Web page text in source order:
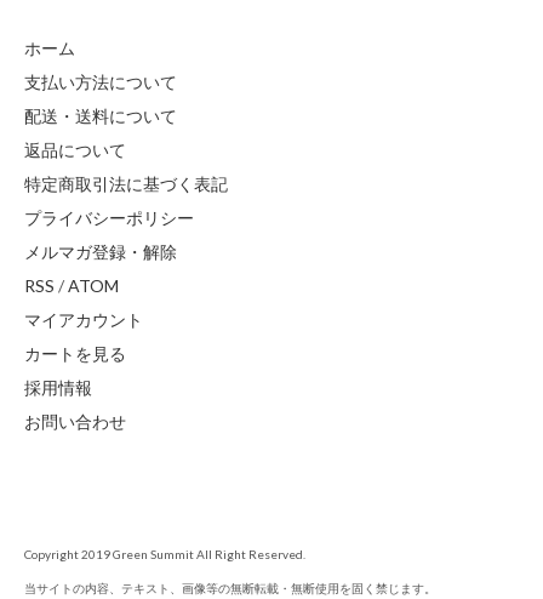
ホーム
支払い方法について
配送・送料について
返品について
特定商取引法に基づく表記
プライバシーポリシー
メルマガ登録・解除
RSS /ATOM
マイアカウント
カートを見る
採用情報
お問い合わせ
Copyright 2019 Green Summit All Right Reserved.
当サイトの内容、テキスト、画像等の無断転載・無断使用を固く禁じます。